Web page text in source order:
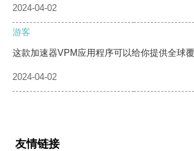
2024-04-02
游客
这款加速器VPM应用程序可以给你提供全球
2024-04-02
友情链接